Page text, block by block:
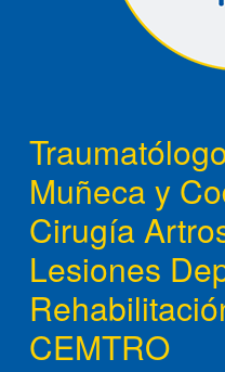
Muñeca y
Cirugía
Lesiones
CEMTRO